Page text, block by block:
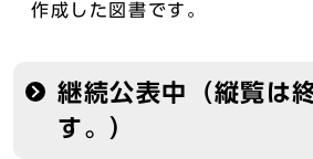
作成した図書です。
継続公表中（縦覧は
す。）